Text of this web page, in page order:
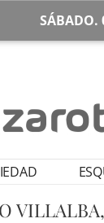
SÁBADO.